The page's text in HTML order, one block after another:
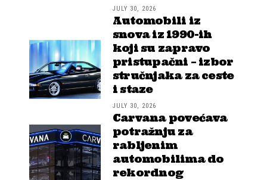
JULY 30, 2026
Automobili iz
snova iz 1990-ih
koji su zapravo
pristupačni – izbor
stručnjaka za ceste
i staze
JULY 30, 2026
Carvana povećava
potražnju za
rabljenim
automobilima do
rekordnog